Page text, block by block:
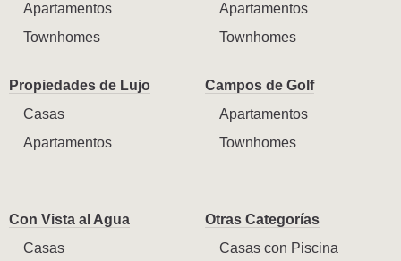
Apartamentos
Townhomes
Apartamentos
Townhomes
Propiedades de Lujo
Casas
Apartamentos
Campos de Golf
Apartamentos
Townhomes
Con Vista al Agua
Casas
Otras Categorías
Casas con Piscina